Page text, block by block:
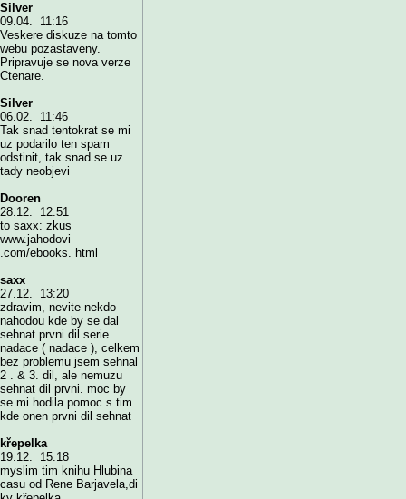
Silver
09.04. 11:16
Veskere diskuze na tomto
webu pozastaveny.
Pripravuje se nova verze
Ctenare.
Silver
06.02. 11:46
Tak snad tentokrat se mi
uz podarilo ten spam
odstinit, tak snad se uz
tady neobjevi
Dooren
28.12. 12:51
to saxx: zkus
www.jahodovi
.com/ebooks. html
saxx
27.12. 13:20
zdravim, nevite nekdo
nahodou kde by se dal
sehnat prvni dil serie
nadace ( nadace ), celkem
bez problemu jsem sehnal
2 . & 3. dil, ale nemuzu
sehnat dil prvni. moc by
se mi hodila pomoc s tim
kde onen prvni dil sehnat
křepelka
19.12. 15:18
myslim tim knihu Hlubina
casu od Rene Barjavela,di